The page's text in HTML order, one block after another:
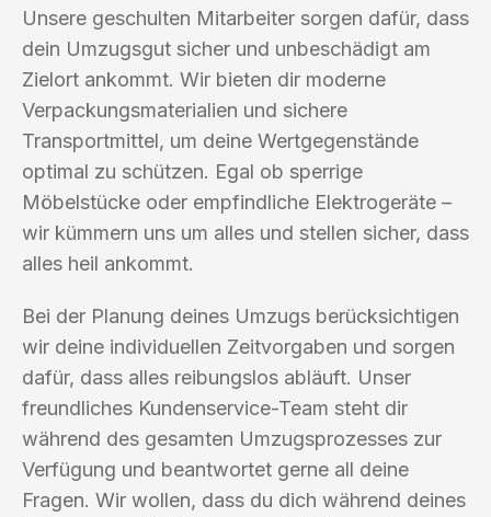
Unsere geschulten Mitarbeiter sorgen dafür, dass
dein Umzugsgut sicher und unbeschädigt am
Zielort ankommt. Wir bieten dir moderne
Verpackungsmaterialien und sichere
Transportmittel, um deine Wertgegenstände
optimal zu schützen. Egal ob sperrige
Möbelstücke oder empfindliche Elektrogeräte –
wir kümmern uns um alles und stellen sicher, dass
alles heil ankommt.
Bei der Planung deines Umzugs berücksichtigen
wir deine individuellen Zeitvorgaben und sorgen
dafür, dass alles reibungslos abläuft. Unser
freundliches Kundenservice-Team steht dir
während des gesamten Umzugsprozesses zur
Verfügung und beantwortet gerne all deine
Fragen. Wir wollen, dass du dich während deines